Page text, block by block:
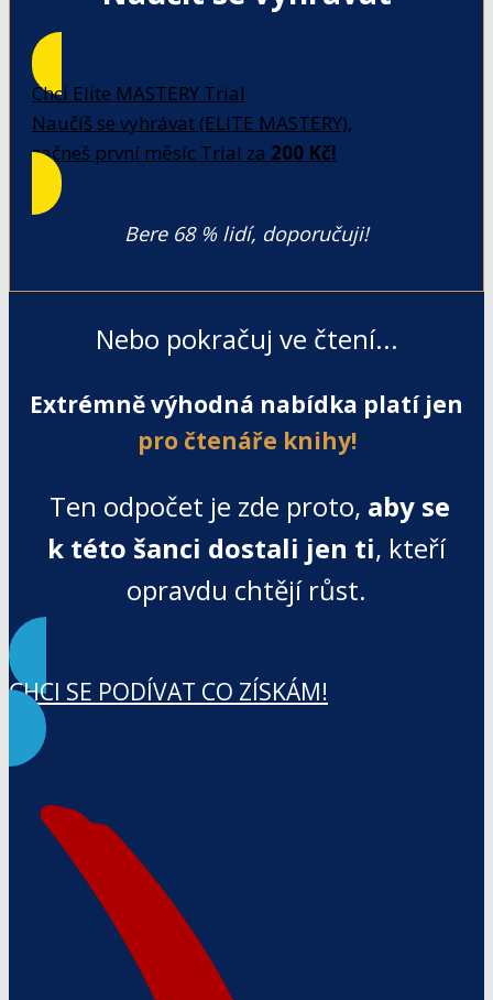
Chci Elite MASTERY Trial
Naučíš se vyhrávat (ELITE MASTERY),
začneš první měsíc Trial za 200 Kč!
Bere 68 % lidí, doporučuji!
Nebo pokračuj ve čtení...
Extrémně výhodná nabídka platí jen
pro čtenáře knihy!
Ten odpočet je zde proto, aby se
k této šanci dostali jen ti, kteří
opravdu chtějí růst.
CHCI SE PODÍVAT CO ZÍSKÁM!